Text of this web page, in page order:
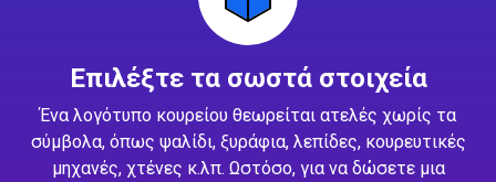
Επιλέξτε τα σωστά στοιχεία
Ένα λογότυπο κουρείου θεωρείται ατελές χωρίς τα
σύμβολα, όπως ψαλίδι, ξυράφια, λεπίδες, κουρευτικές
μηχανές, χτένες κ.λπ. Ωστόσο, για να δώσετε μια